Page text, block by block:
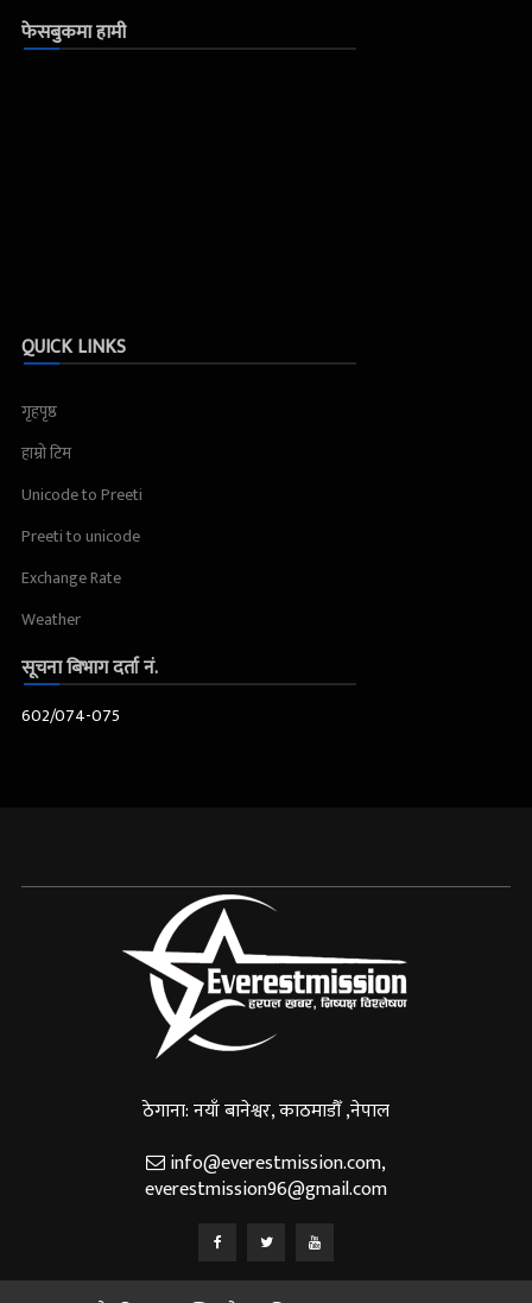
फेसबुकमा हामी
QUICK LINKS
गृहपृष्ठ
हाम्रो टिम
Unicode to Preeti
Preeti to unicode
Exchange Rate
Weather
सूचना बिभाग दर्ता नं.
602/074-075
ठेगाना: नयाँ बानेश्वर, काठमाडौँ ,नेपाल
info@everestmission.com,
everestmission96@gmail.com